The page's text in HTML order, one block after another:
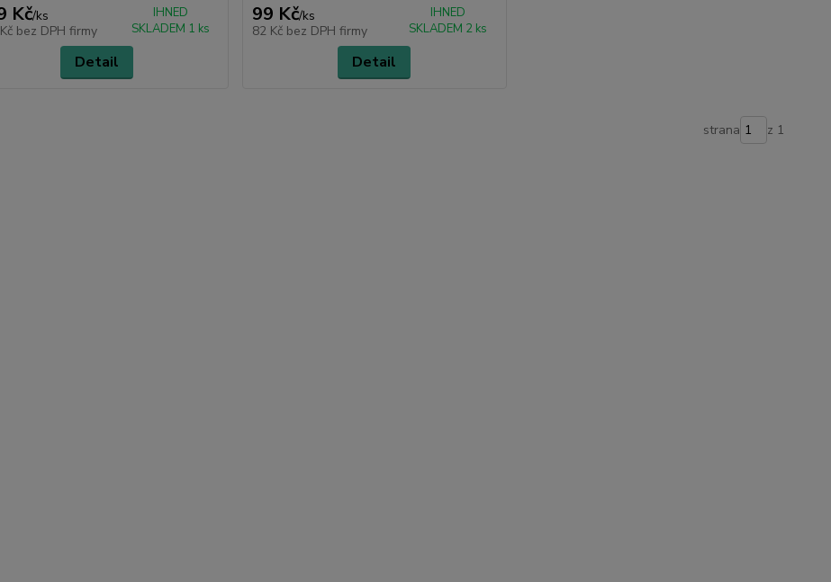
Kč/ks
bez DPH firmy
IHNED
SKLADEM 1 ks
Detail
99 Kč/ks
82 Kč bez DPH firmy
IHNED
SKLADEM 2 ks
Detail
strana z 1